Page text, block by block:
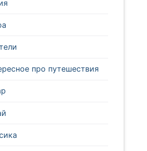
про путешествия